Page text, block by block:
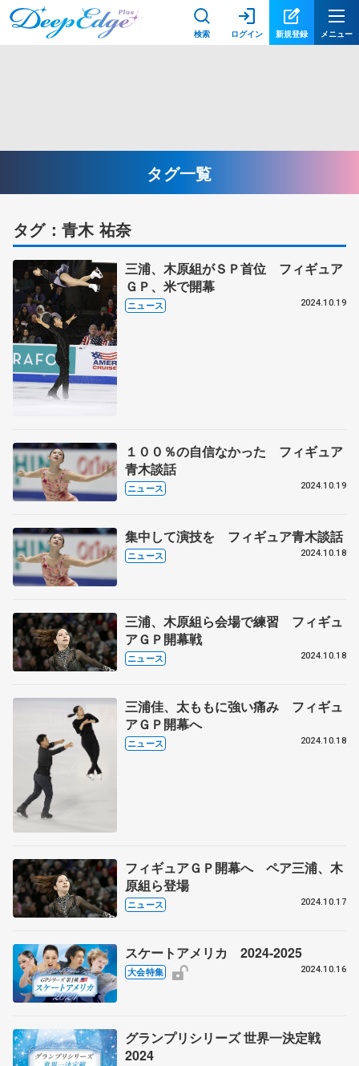
検索 ログイン 新規登録 メニュー
タグ一覧
タグ：青木 祐奈
三浦、木原組がＳＰ首位 フィギュア
ＧＰ、米で開幕
ニュース 2024.10.19
１００％の自信なかった フィギュア
青木談話
ニュース 2024.10.19
集中して演技を フィギュア青木談話
ニュース 2024.10.18
三浦、木原組ら会場で練習 フィギュ
アＧＰ開幕戦
ニュース 2024.10.18
三浦佳、太ももに強い痛み フィギュ
アＧＰ開幕へ
ニュース 2024.10.18
フィギュアＧＰ開幕へ ペア三浦、木
原組ら登場
ニュース 2024.10.17
スケートアメリカ 2024-2025
大会特集 2024.10.16
グランプリシリーズ 世界一決定戦
2024